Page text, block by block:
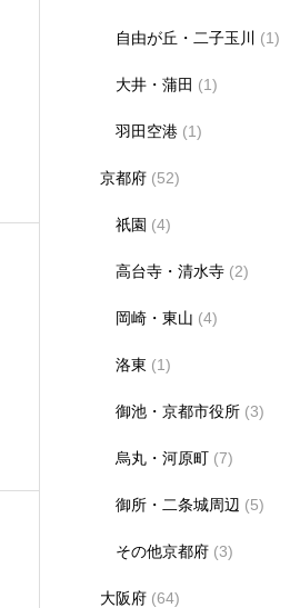
自由が丘・二子玉川 (1)
大井・蒲田 (1)
羽田空港 (1)
京都府 (52)
祇園 (4)
高台寺・清水寺 (2)
岡崎・東山 (4)
洛東 (1)
御池・京都市役所 (3)
烏丸・河原町 (7)
御所・二条城周辺 (5)
その他京都府 (3)
大阪府 (64)